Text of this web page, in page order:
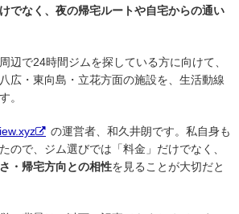
でなく、夜の帰宅ルートや自宅からの通い
辺で24時間ジムを探している方に向けて、
広・東向島・立花方面の施設を、生活動線
。
の運営者、和久井朗です。私自身も
ので、ジム選びでは「料金」だけでなく、
・帰宅方向との相性を見ることが大切だと